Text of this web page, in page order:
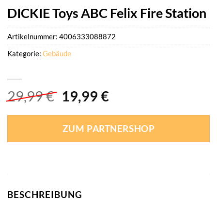
DICKIE Toys ABC Felix Fire Station
29,99€ Ursprünglicher
war:
29,99 €
19,99 €Aktueller
ist:
19,99 €.
ZUM PARTNERSHOP
Artikelnummer: 4006333088872
Kategorie: Gebäude
BESCHREIBUNG